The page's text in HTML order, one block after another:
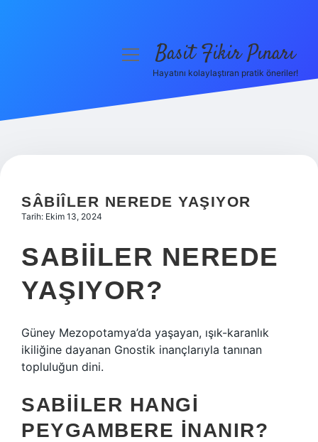
Hakkımızda
menüyüBasit Fikir Pınarı
Hayatını kolaylaştıran pratik öneriler!
SÂBIÎLER NEREDE YAŞIYOR
Tarih: Ekim 13, 2024
SABIILER NEREDE
YAŞIYOR?
Güney Mezopotamya’da yaşayan, ışık-karanlık
ikiliğine dayanan Gnostik inançlarıyla tanınan
topluluğun dini.
SABIILER HANGI
PEYGAMBERE INANIR?